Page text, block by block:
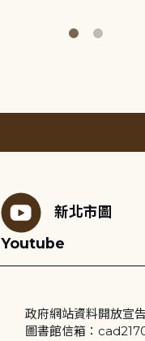
新北市圖
Youtube
政府網站資料開放宣告
圖書館信箱：